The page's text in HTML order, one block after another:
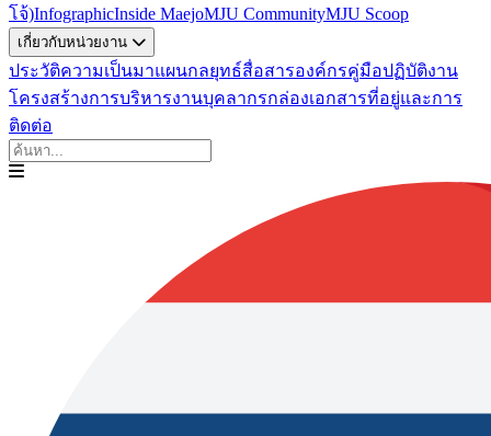
โจ้)InfographicInside MaejoMJU CommunityMJU Scoop
เกี่ยวกับหน่วยงาน
ประวัติความเป็นมาแผนกลยุทธ์สื่อสารองค์กรคู่มือปฏิบัติงาน
โครงสร้างการบริหารงานบุคลากรกล่องเอกสารที่อยู่และการ
ติดต่อ